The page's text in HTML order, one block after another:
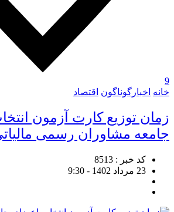
9
خانه اخبارگوناگون اقتصاد
زمان توزیع کارت آزمون
جامعه مشاوران رسمی
کد خبر : 8513
23 مرداد 1402 - 9:30